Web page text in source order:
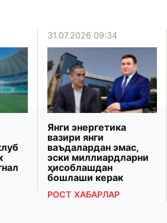
31.07.2026 09:34
Янги энергетика
вазири янги
ваъдалардан эмас,
эски миллиардларни
ҳисоблашдан
бошлаши керак
РОСТ ХАБАРЛАР